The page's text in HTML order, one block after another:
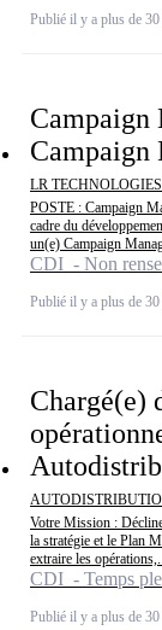
Publié il y a plus de
Campaign
Campaign
LR
POSTE : Campaign
cadre du
un(e) Campaign
CDI - Non
Publié il y a plus de
Chargé(e)
Votre Mission :
la stratégie et le Plan
extraire les
CDI - Temps
Publié il y a plus de